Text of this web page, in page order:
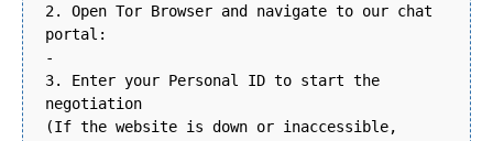
2. Open Tor Browser and navigate to our chat
portal:
-
3. Enter your Personal ID to start the
negotiation
(If the website is down or inaccessible,